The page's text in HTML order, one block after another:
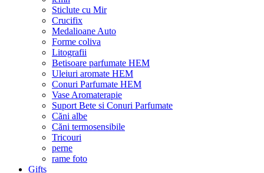
Sticlute cu Mir
Crucifix
Medalioane Auto
Forme coliva
Litografii
Betisoare parfumate HEM
Uleiuri aromate HEM
Conuri Parfumate HEM
Vase Aromaterapie
Suport Bete si Conuri Parfumate
Căni albe
Căni termosensibile
Tricouri
perne
rame foto
Gifts